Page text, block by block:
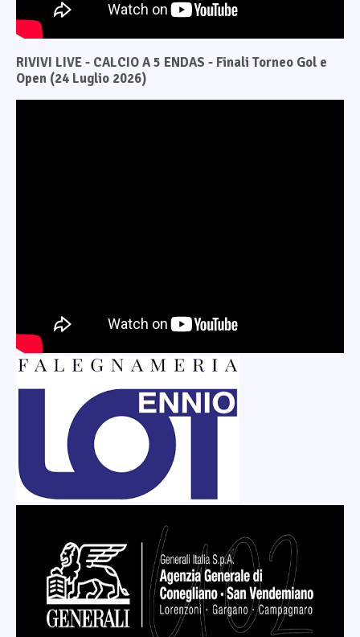
RIVIVI LIVE - CALCIO A 5 ENDAS - Finali Torneo Gol e
Open (24 Luglio 2026)